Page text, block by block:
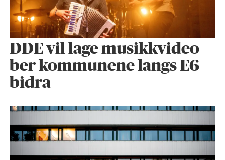
DDE vil lage musikkvideo –
ber kommunene langs E6
bidra